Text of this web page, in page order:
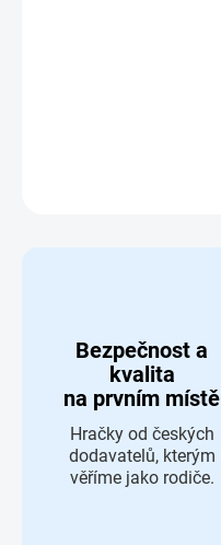
Bezpečnost a
kvalita
na prvním místě
Hračky od českých
dodavatelů, kterým
věříme jako rodiče.